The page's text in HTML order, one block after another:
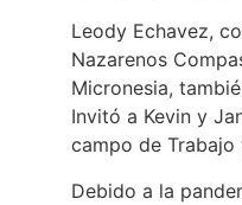
Leody Echavez,
Nazarenos
Micronesia,
Invitó a Kevin y
campo de Trabajo
Debido a la